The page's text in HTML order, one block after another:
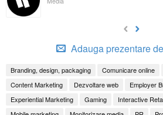
Adauga prezentare
Branding, design, packaging Comunicare online
Content Marketing
Dezvoltare web Employer
Experiential Marketing
Gaming Interactive